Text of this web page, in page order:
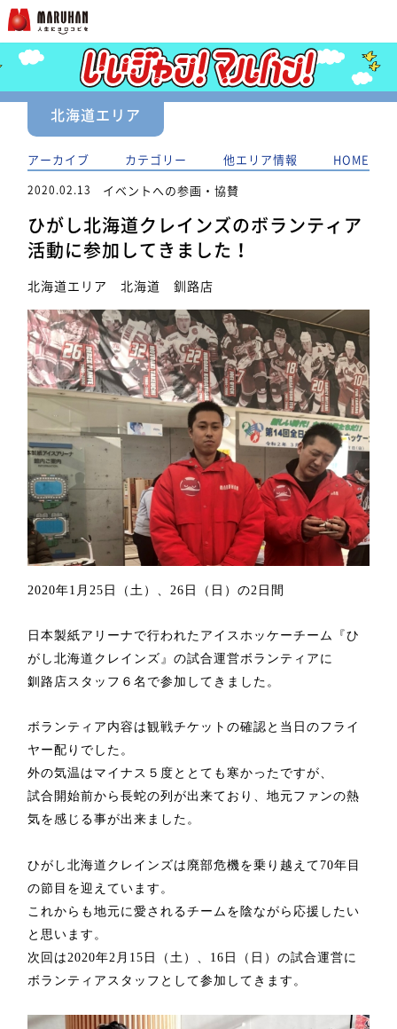
北海道エリア
アーカイブ カテゴリー 他エリア情報 HOME
2020.02.13 イベントへの参画・協賛
ひがし北海道クレインズのボランティア
活動に参加してきました！
北海道エリア 北海道 釧路店
2020年1月25日（土）、26日（日）の2日間
日本製紙アリーナで行われたアイスホッケーチーム『ひ
がし北海道クレインズ』の試合運営ボランティアに
釧路店スタッフ６名で参加してきました。
ボランティア内容は観戦チケットの確認と当日のフライ
ヤー配りでした。
外の気温はマイナス５度ととても寒かったですが、
試合開始前から長蛇の列が出来ており、地元ファンの熱
気を感じる事が出来ました。
ひがし北海道クレインズは廃部危機を乗り越えて 70年目
の節目を迎えています。
これからも地元に愛されるチームを 陰ながら応援したい
と思います。
次回は2020年2月15日（土）、16日（日）の試合運営に
ボランティアスタッフとして参加してきます。